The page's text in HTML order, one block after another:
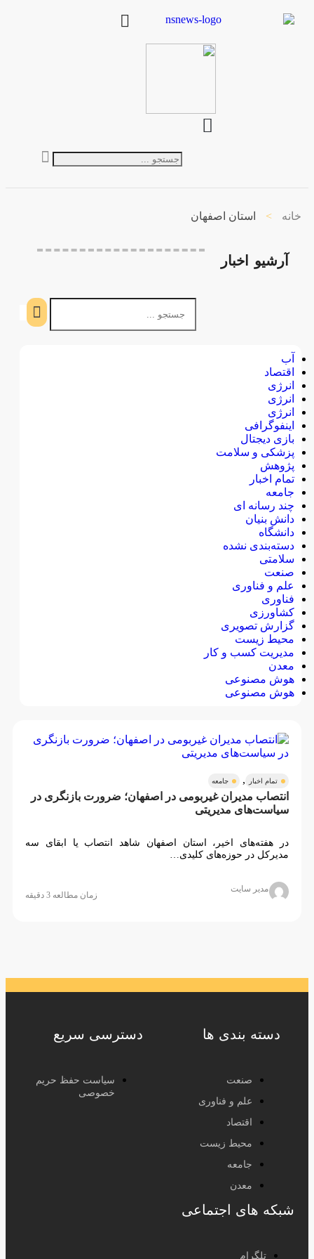
خانه > استان اصفهان
آرشیو اخبار
آب
اقتصاد
انرژی
انرژی
انرژی
اینفوگرافی
بازی دیجتال
پزشکی و سلامت
پژوهش
تمام اخبار
جامعه
چند رسانه ای
دانش بنیان
دانشگاه
دسته‌بندی نشده
سلامتی
صنعت
علم و فناوری
فناوری
کشاورزی
گزارش تصویری
محیط زیست
مدیریت کسب و کار
معدن
هوش مصنوعی
هوش مصنوعی
تمام اخبار , جامعه
انتصاب مدیران غیربومی در اصفهان؛ ضرورت بازنگری در
سیاست‌های مدیریتی
در هفته‌های اخیر، استان اصفهان شاهد انتصاب یا ابقای سه
مدیرکل در حوزه‌های کلیدی…
مدیر سایت
زمان مطالعه 3 دقیقه
دسته بندی ها
صنعت
علم و فناوری
اقتصاد
محیط زیست
جامعه
معدن
دسترسی سریع
سیاست حفظ حریم
خصوصی
شبکه های اجتماعی
تلگرام